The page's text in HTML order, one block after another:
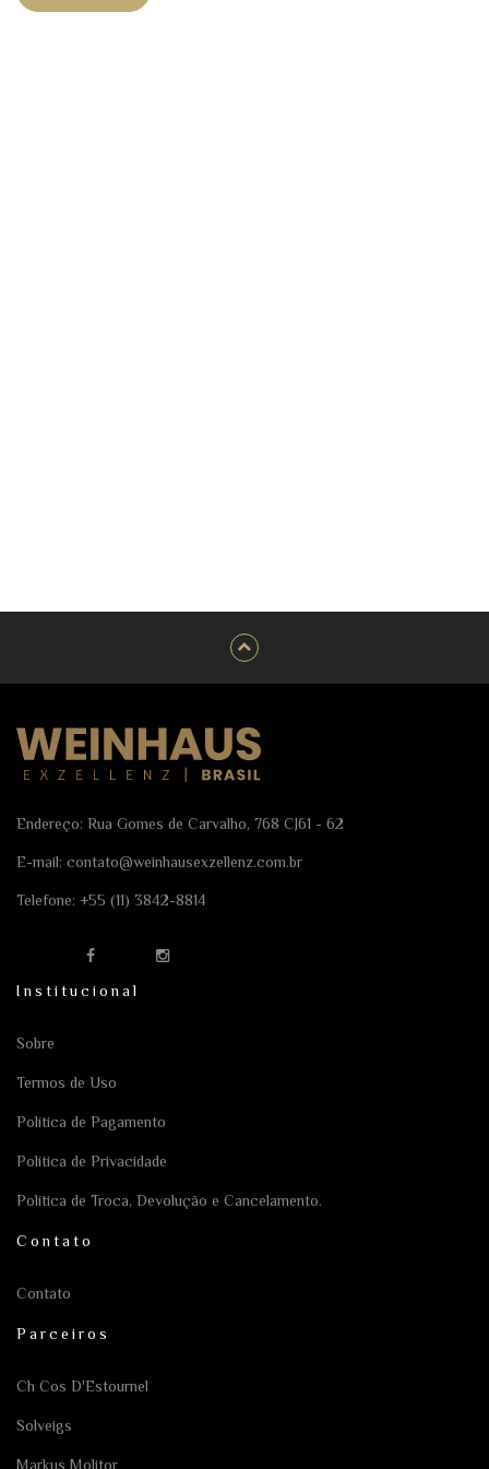
Endereço: Rua Gomes de Carvalho, 768 CJ61 - 62
E-mail: contato@weinhausexzellenz.com.br
Telefone: +55 (11) 3842-8814
Institucional
Sobre
Termos de Uso
Política de Pagamento
Política de Privacidade
Política de Troca, Devolução e Cancelamento.
Contato
Contato
Parceiros
Ch Cos D'Estournel
Solveigs
Markus Molitor